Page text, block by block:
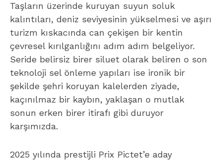
Taşların üzerinde kuruyan suyun soluk
kalıntıları, deniz seviyesinin yükselmesi ve aşırı
turizm kıskacında can çekişen bir kentin
çevresel kırılganlığını adım adım belgeliyor.
Seride belirsiz birer siluet olarak beliren o son
teknoloji sel önleme yapıları ise ironik bir
şekilde şehri koruyan kalelerden ziyade,
kaçınılmaz bir kaybın, yaklaşan o mutlak
sonun erken birer itirafı gibi duruyor
karşımızda.
2025 yılında prestijli Prix Pictet’e aday